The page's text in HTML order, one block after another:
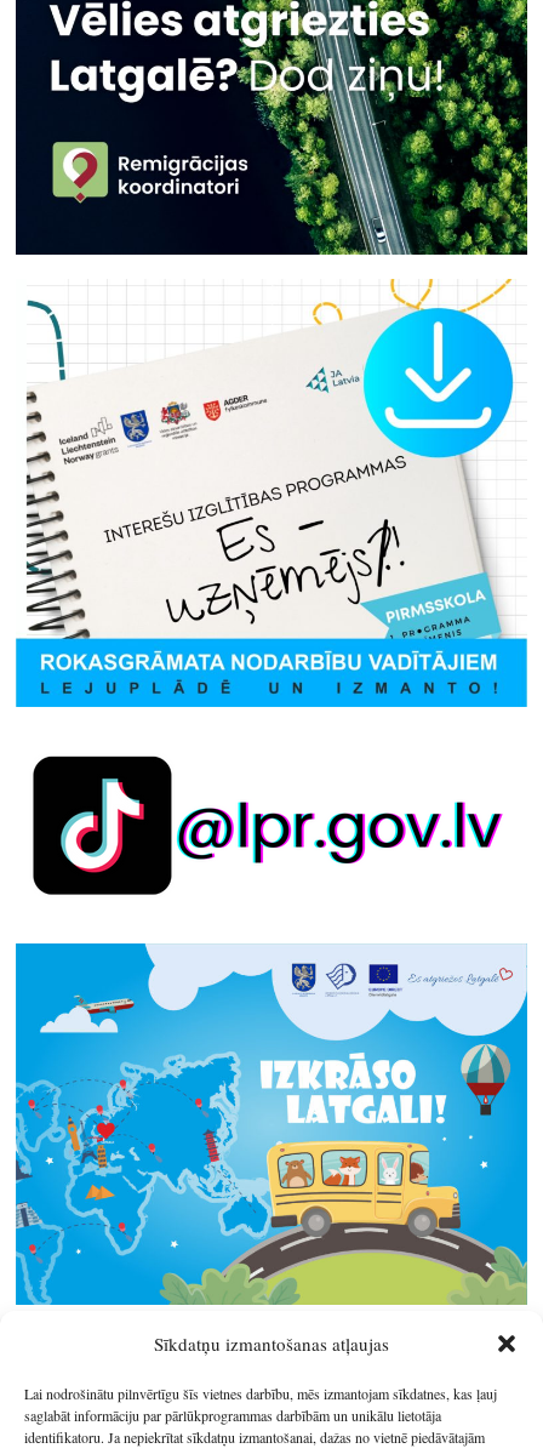
Sīkdatņu izmantošanas atļaujas
Lai nodrošinātu pilnvērtīgu šīs vietnes darbību, mēs izmantojam sīkdatnes, kas ļauj
saglabāt informāciju par pārlūkprogrammas darbībām un unikālu lietotāja
identifikatoru. Ja nepiekrītat sīkdatņu izmantošanai, dažas no vietnē piedāvātajām